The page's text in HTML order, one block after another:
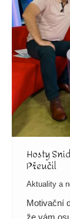
Hosty
Přeučil
Aktuality a
Motivační